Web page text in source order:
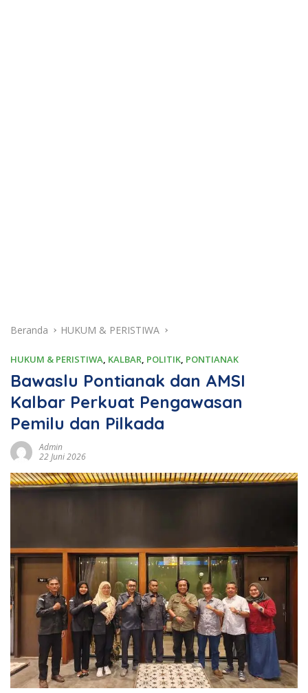
Beranda HUKUM & PERISTIWA
HUKUM & PERISTIWA, KALBAR, POLITIK, PONTIANAK
Bawaslu Pontianak dan AMSI
Kalbar Perkuat Pengawasan
Pemilu dan Pilkada
Admin
22 Juni 2026